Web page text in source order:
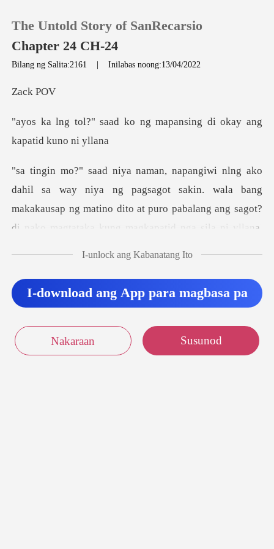
MAG-TOP UP
Mag-log out
The Untold Story of SanRecarsio
Chapter 24 CH-24
Bilang ng Salita:2161 |Inilabas noong:13/04/2022
ck
ko ng mapansing di okay
wala bang
makakausap ng matino dito at puro pabalang ang sagot?
di nako magtataka kung
I-unlock ang Kabanatang Ito
I-download ang App para magbasa pa
Nakaraan Susunod